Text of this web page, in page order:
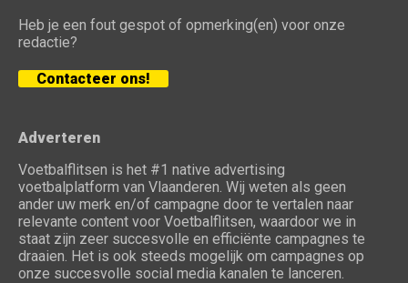
Heb je een fout gespot of opmerking(en) voor onze
redactie?
Contacteer ons!
Adverteren
Voetbalflitsen is het #1 native advertising
voetbalplatform van Vlaanderen. Wij weten als geen
ander uw merk en/of campagne door te vertalen naar
relevante content voor Voetbalflitsen, waardoor we in
staat zijn zeer succesvolle en efficiënte campagnes te
draaien. Het is ook steeds mogelijk om campagnes op
onze succesvolle social media kanalen te lanceren.